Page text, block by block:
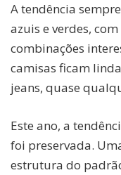
A tendência
azuis e verdes,
combinações
camisas ficam
jeans, quase
Este ano, a
foi preservada.
estrutura do